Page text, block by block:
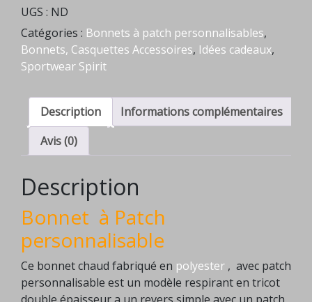
à
Patch
personnalisable
UGS : ND
Catégories : Bonnets à patch personnalisables,
Bonnets, Casquettes Accessoires, Idées cadeaux,
Sportwear Spirit
Description
Informations complémentaires
Avis (0)
Description
Bonnet à Patch
personnalisable
Ce bonnet chaud fabriqué en polyester , avec patch
personnalisable est un modèle respirant en tricot